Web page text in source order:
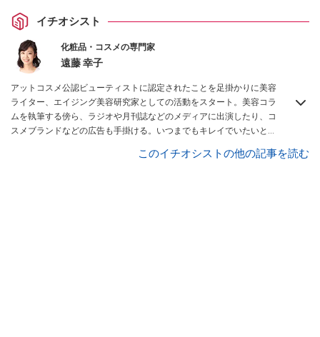
イチオシスト
化粧品・コスメの専門家
遠藤 幸子
アットコスメ公認ビューティストに認定されたことを足掛かりに美容
ライター、エイジング美容研究家としての活動をスタート。美容コラ
ムを執筆する傍ら、ラジオや月刊誌などのメディアに出演したり、コ
スメブランドなどの広告も手掛ける。いつまでもキレイでいたいと願
このイチオシストの他の記事を読む